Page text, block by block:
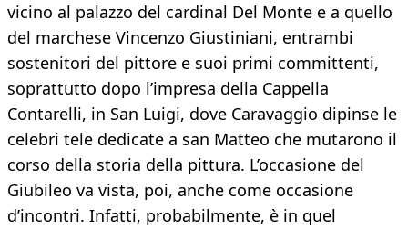
vicino al palazzo del cardinal Del Monte e a quello
del marchese Vincenzo Giustiniani, entrambi
sostenitori del pittore e suoi primi committenti,
soprattutto dopo l’impresa della Cappella
Contarelli, in San Luigi, dove Caravaggio dipinse le
celebri tele dedicate a san Matteo che mutarono il
corso della storia della pittura. L’occasione del
Giubileo va vista, poi, anche come occasione
d’incontri. Infatti, probabilmente, è in quel